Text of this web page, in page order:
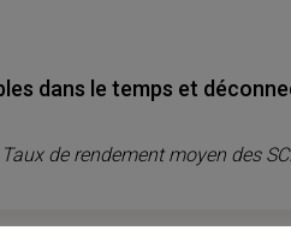
dans le temps et
Taux de rendement moyen des